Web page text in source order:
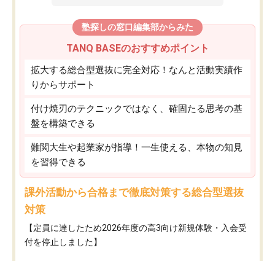
塾探しの窓口編集部からみた
TANQ BASEのおすすめポイント
拡大する総合型選抜に完全対応！なんと活動実績作
りからサポート
付け焼刃のテクニックではなく、確固たる思考の基
盤を構築できる
難関大生や起業家が指導！一生使える、本物の知見
を習得できる
課外活動から合格まで徹底対策する総合型選抜
対策
【定員に達したため2026年度の高3向け新規体験・入会受
付を停止しました】